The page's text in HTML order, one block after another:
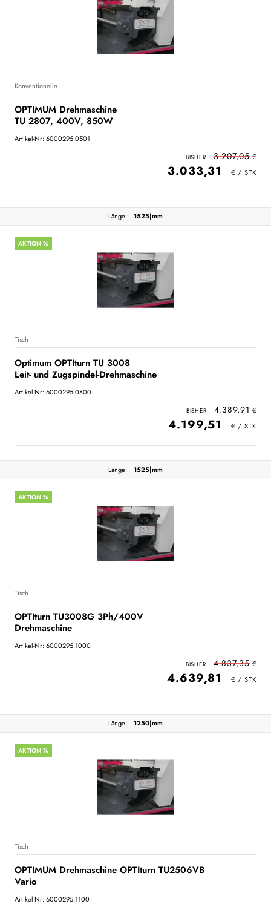
Konventionelle
OPTIMUM Drehmaschine
TU 2807, 400V, 850W
Artikel-Nr: 6000295.0501
3.207,05
3.033,31
Länge: 1525|mm
AKTION %
Tisch
Optimum OPTIturn TU 3008
Leit- und Zugspindel-Drehmaschine
Artikel-Nr: 6000295.0800
4.389,91
4.199,51
Länge: 1525|mm
AKTION %
Tisch
OPTIturn TU3008G 3Ph/400V
Drehmaschine
Artikel-Nr: 6000295.1000
4.837,35
4.639,81
Länge: 1250|mm
AKTION %
Tisch
OPTIMUM Drehmaschine OPTIturn TU2506VB
Vario
Artikel-Nr: 6000295.1100